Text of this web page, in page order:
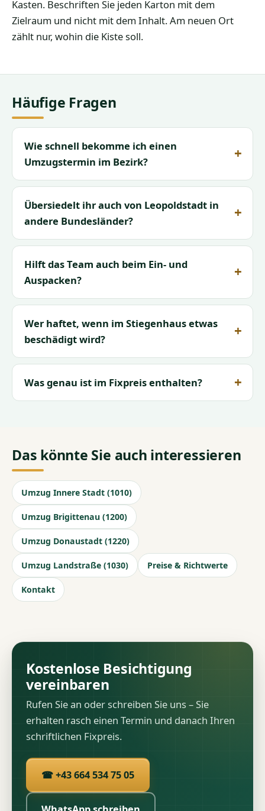
Kasten. Beschriften Sie jeden Karton mit dem
Zielraum und nicht mit dem Inhalt. Am neuen Ort
zählt nur, wohin die Kiste soll.
Häufige Fragen
Wie schnell bekomme ich einen
Umzugstermin im Bezirk?
Übersiedelt ihr auch von Leopoldstadt in
andere Bundesländer?
Hilft das Team auch beim Ein- und
Auspacken?
Wer haftet, wenn im Stiegenhaus etwas
beschädigt wird?
Was genau ist im Fixpreis enthalten?
Das könnte Sie auch interessieren
Umzug Innere Stadt (1010)
Umzug Brigittenau (1200)
Umzug Donaustadt (1220)
Umzug Landstraße (1030) Preise & Richtwerte
Kontakt
Kostenlose Besichtigung
vereinbaren
Rufen Sie an oder schreiben Sie uns – Sie
erhalten rasch einen Termin und danach Ihren
schriftlichen Fixpreis.
☎ +43 664 534 75 05